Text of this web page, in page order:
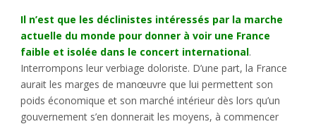
Il n’est que les déclinistes intéressés par la marche
actuelle du monde pour donner à voir une France
faible et isolée dans le concert international.
Interrompons leur verbiage doloriste. D’une part, la France
aurait les marges de manœuvre que lui permettent son
poids économique et son marché intérieur dès lors qu’un
gouvernement s’en donnerait les moyens, à commencer